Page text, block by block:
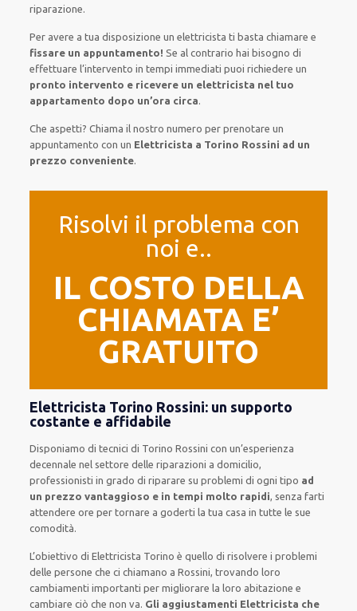
riparazione.
Per avere a tua disposizione un elettricistati basta chiamare e
fissare un appuntamento! Se al contrario hai bisogno di
effettuare l’intervento in tempiimmediati puoi richiedere un
pronto intervento e ricevere un elettricista nel tuo
appartamento dopo un’ora circa.
Che aspetti? Chiama il nostro numero per prenotare un
appuntamento con un Elettricista a Torino Rossini ad un
prezzo conveniente.
Risolvi il problema con
noi e..
IL COSTO DELLA
CHIAMATA E’
GRATUITO
Elettricista Torino Rossini: un supporto
costante e affidabile
Disponiamo ditecnici di Torino Rossini con un’esperienza
decennalenel settore delle riparazioni a domicilio,
professionistiin grado di riparare su problemi di ogni tipo ad
un prezzo vantaggioso e in tempi molto rapidi, senza farti
attendere ore per tornare a goderti la tua casa in tutte le sue
comodità.
L’obiettivo di Elettricista Torino è quello di risolvere i problemi
delle persone checi chiamano a Rossini, trovando loro
cambiamenti importanti per migliorare la loro abitazione e
cambiare ciò che non va. Gli aggiustamenti Elettricista che